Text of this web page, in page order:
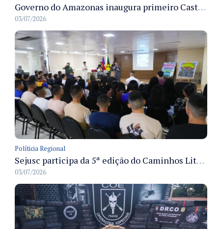
Governo do Amazonas inaugura primeiro Castramóvel Fluvial para atendimento veterinário às comunidades ribeirinhas e castração gratuita
03/07/2026
Políticia Regional
Sejusc participa da 5ª edição do Caminhos Literários com foco na cultura hip-hop nas unidades socioeducativas
03/07/2026